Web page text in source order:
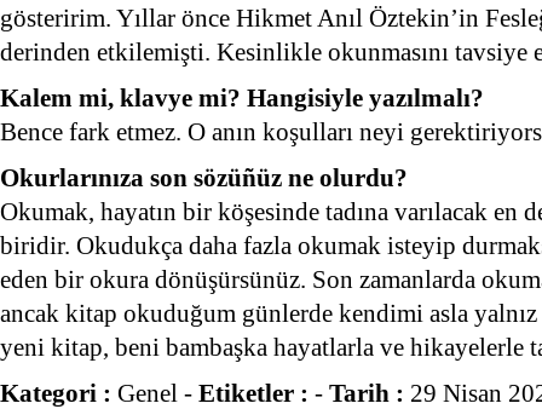
gösteririm. Yıllar önce Hikmet Anıl Öztekin’in
derinden etkilemişti. Kesinlikle okunmasını tavsiye
Kalem mi, klavye mi? Hangisiyle yazılmalı?
Bence fark etmez. O anın koşulları neyi
Okurlarınıza son sözüñüz ne olurdu?
Okumak, hayatın bir köşesinde tadına varılacak en
biridir. Okudukça daha fazla okumak isteyip
eden bir okura dönüşürsünüz. Son zamanlarda
ancak kitap okuduğum günlerde kendimi asla
yeni kitap, beni bambaşka hayatlarla ve hikayelerle
Kategori : Genel - Etiketler : - Tarih : 29 Nisan